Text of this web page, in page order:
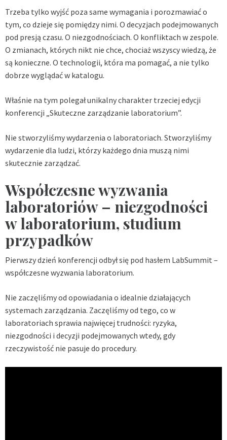
Trzeba tylko wyjść poza same wymagania i porozmawiać o
tym, co dzieje się pomiędzy nimi. O decyzjach podejmowanych
pod presją czasu. O niezgodnościach. O konfliktach w zespole.
O zmianach, których nikt nie chce, chociaż wszyscy wiedzą, że
są konieczne. O technologii, która ma pomagać, a nie tylko
dobrze wyglądać w katalogu.
Właśnie na tym polegał unikalny charakter trzeciej edycji
konferencji „Skuteczne zarządzanie laboratorium”.
Nie stworzyliśmy wydarzenia o laboratoriach. Stworzyliśmy
wydarzenie dla ludzi, którzy każdego dnia muszą nimi
skutecznie zarządzać.
Współczesne wyzwania
laboratoriów – niezgodności
w laboratorium, studium
przypadków
Pierwszy dzień konferencji odbył się pod hasłem LabSummit –
współczesne wyzwania laboratorium.
Nie zaczęliśmy od opowiadania o idealnie działających
systemach zarządzania. Zaczęliśmy od tego, co w
laboratoriach sprawia najwięcej trudności: ryzyka,
niezgodności i decyzji podejmowanych wtedy, gdy
rzeczywistość nie pasuje do procedury.